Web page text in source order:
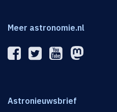
Meer astronomie.nl
Astronieuwsbrief